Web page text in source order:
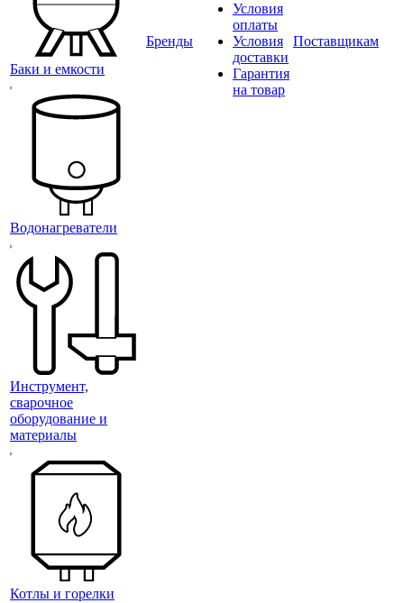
Баки и емкости
Водонагреватели
Инструмент,
сварочное
оборудование и
материалы
Котлы и горелки
Бренды
Условия
оплаты
Условия
доставки
Гарантия
на товар
Поставщикам